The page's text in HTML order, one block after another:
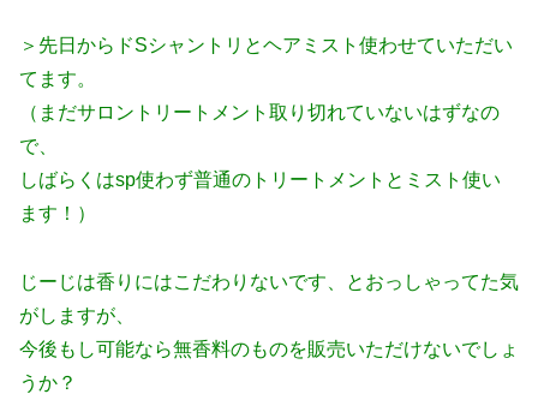
＞先日からドSシャントリとヘアミスト使わせていただい
てます。
（まだサロントリートメント取り切れていないはずなの
で、
しばらくはsp使わず普通のトリートメントとミスト使い
ます！）
じーじは香りにはこだわりないです、とおっしゃってた気
がしますが、
今後もし可能なら無香料のものを販売いただけないでしょ
うか？